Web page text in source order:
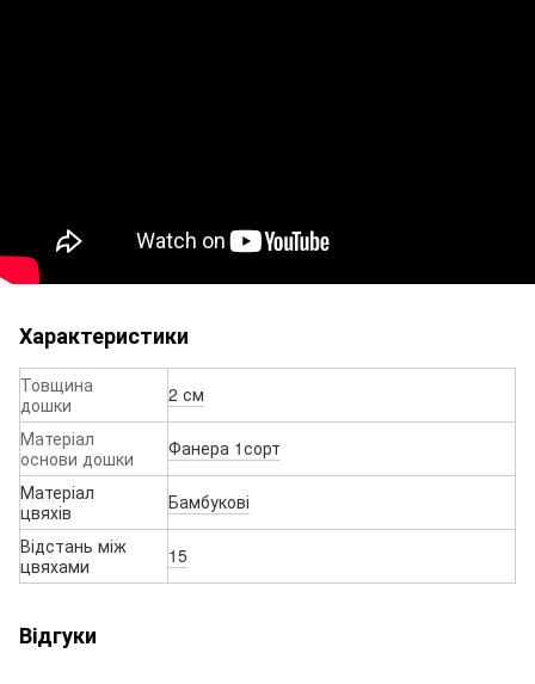
Характеристики
Товщина
дошки
2 см
Матеріал
основи дошки
Фанера 1сорт
Матеріал
цвяхів
Бамбукові
Відстань між
цвяхами
15
Відгуки